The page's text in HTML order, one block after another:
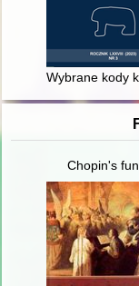
Wybrane kody
Chopin's